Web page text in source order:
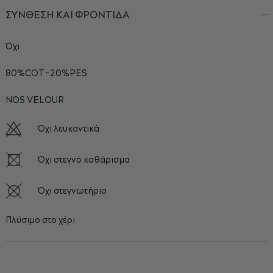
ΣΥΝΘΕΣΗ ΚΑΙ ΦΡΟΝΤΙΔΑ
Όχι
80%COT-20%PES
NOS VELOUR
Όχι λευκαντικά
Όχι στεγνό καθάρισμα
Όχι στεγνωτήριο
Πλύσιμο στο χέρι